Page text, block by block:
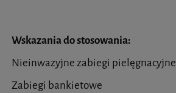
Wskazania do stosowania:
Nieinwazyjne zabiegi pielęgnacyjne
Zabiegi bankietowe